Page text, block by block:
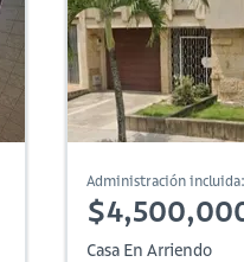
Administración incluida:
Casa En Arriendo